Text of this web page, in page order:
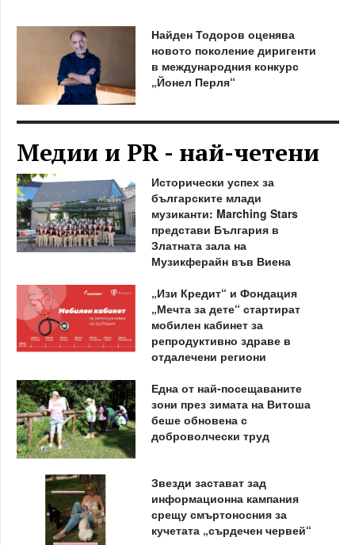
Найден Тодоров оценява
новото поколение диригенти
в международния конкурс
„Йонел Перля“
Медии и PR - най-четени
Исторически успех за
българските млади
музиканти: Marching Stars
представи България в
Златната зала на
Музикферайн във Виена
„Изи Кредит“ и Фондация
„Мечта за дете“ стартират
мобилен кабинет за
репродуктивно здраве в
отдалечени региони
Една от най-посещаваните
зони през зимата на Витоша
беше обновена с
доброволчески труд
Звезди застават зад
информационна кампания
срещу смъртоносния за
кучетата „сърдечен червей“